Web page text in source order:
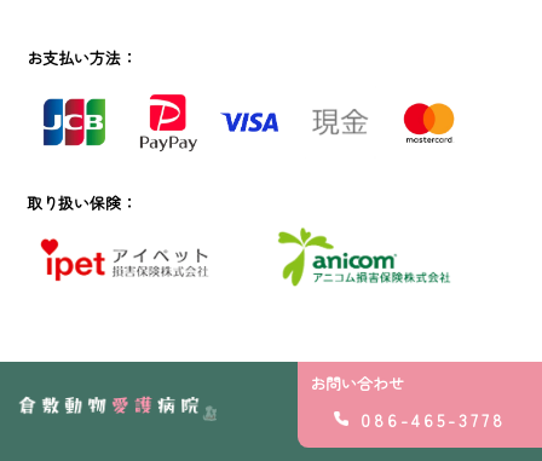
お支払い方法：
取り扱い保険：
お問い合わせ
086-465-3778